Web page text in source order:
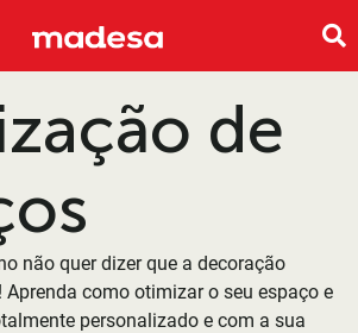
de
não quer dizer que a decoração
Aprenda como otimizar o seu espaço e
personalizado e com a sua